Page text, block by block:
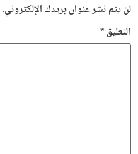
لن يتم نشر عنوان بريدك الإلكتروني.
التعليق*